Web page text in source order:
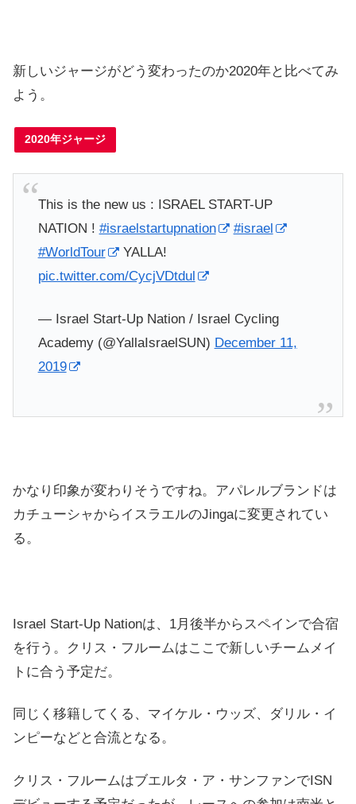
新しいジャージがどう変わったのか2020年と比べてみ
よう。
2020年ジャージ
This is the new us : ISRAEL START-UP
NATION ! #israelstartupnation
#israel
#WorldTour
YALLA!
pic.twitter.com/CycjVDtdul
— Israel Start-Up Nation / Israel Cycling
Academy (@YallaIsraelSUN) December 11,
2019
かなり印象が変わりそうですね。アパレルブランドは
カチューシャからイスラエルのJingaに変更されてい
る。
Israel Start-Up Nationは、1月後半からスペインで合宿
を行う。クリス・フルームはここで新しいチームメイ
トに合う予定だ。
同じく移籍してくる、マイケル・ウッズ、ダリル・イ
ンピーなどと合流となる。
クリス・フルームはブエルタ・ア・サンファンでISN